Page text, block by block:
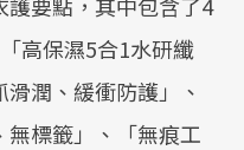
高保濕5合1水研纖
潤、緩衝防護」、
無標籤」、「無痕工